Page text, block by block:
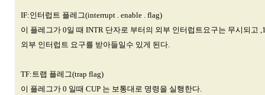
IF:인터럽트 플레그(interrupt . enable . flag)
이 플레그가 0일 때 INTR 단자로 부터의 외부 인터럽트요구는 무시되고
외부 인터럽트 요구를 받아들일수 있게 된다.
TF:트랩 플레그(trap flag)
이 플레그가 0 일때 CUP 는 보통대로 명령을 실행한다.